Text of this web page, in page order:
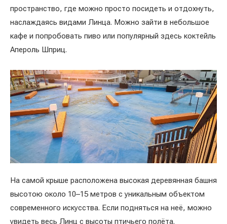
пространство, где можно просто посидеть и отдохнуть,
наслаждаясь видами Линца. Можно зайти в небольшое
кафе и попробовать пиво или популярный здесь коктейль
Апероль Шприц.
На самой крыше расположена высокая деревянная башня
высотою около 10–15 метров с уникальным объектом
современного искусства. Если подняться на неё, можно
увидеть весь Линц с высоты птичьего полёта.